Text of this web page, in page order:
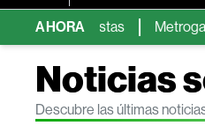
AHORA
analistas Metrogas mejora
Noticias
Descubre las últimas